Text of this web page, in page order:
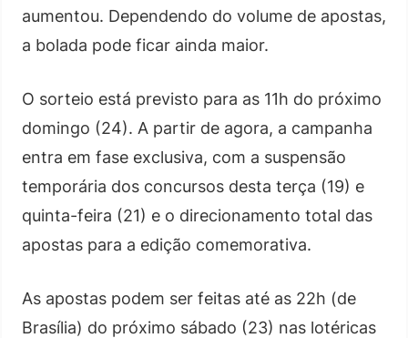
aumentou. Dependendo do volume de apostas,
a bolada pode ficar ainda maior.
O sorteio está previsto para as 11h do próximo
domingo (24). A partir de agora, a campanha
entra em fase exclusiva, com a suspensão
temporária dos concursos desta terça (19) e
quinta-feira (21) e o direcionamento total das
apostas para a edição comemorativa.
As apostas podem ser feitas até as 22h (de
Brasília) do próximo sábado (23) nas lotéricas